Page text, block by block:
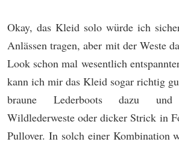
Okay, das Kleid solo würde ich
Anlässen tragen, aber mit der Weste
Look schon mal wesentlich
kann ich mir das Kleid sogar richtig
braune Lederboots dazu
Wildlederweste oder dicker Strick in
Pullover. In solch einer Kombination